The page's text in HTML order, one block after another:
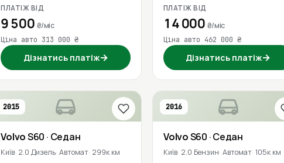
ПЛАТІЖ ВІД
9 500 ₴/міс
Ціна авто 313 000 ₴
Дізнатись платіж→
ПЛАТІЖ ВІД
14 000 ₴/міс
Ціна авто 462 000 ₴
Дізнатись платіж→
2015
VolvoS60 · Седан
Київ 2.0 Дизель Автомат 299к км
2016
VolvoS60 · Седан
Київ 2.0 Бензин Автомат 105к км